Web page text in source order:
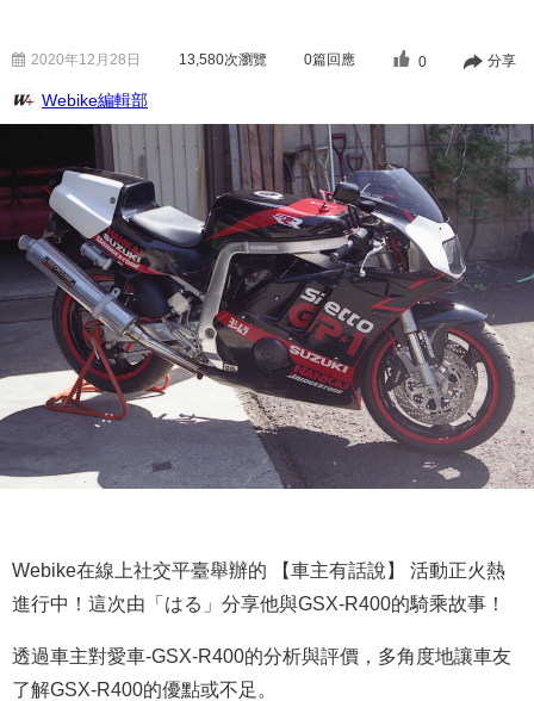
2020年12月28日 13,580次瀏覽 0篇回應 0 分享
Webike編輯部
Webike在線上社交平臺舉辦的 【車主有話說】 活動正火熱
進行中！這次由「はる」分享他與GSX-R400的騎乘故事！
透過車主對愛車-GSX-R400的分析與評價，多角度地讓車友
了解GSX-R400的優點或不足。